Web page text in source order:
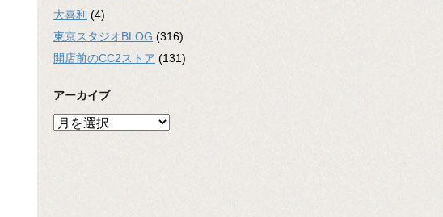
大喜利 (4)
東京スタジオBLOG (316)
開店前のCC2ストア (131)
アーカイブ
ア